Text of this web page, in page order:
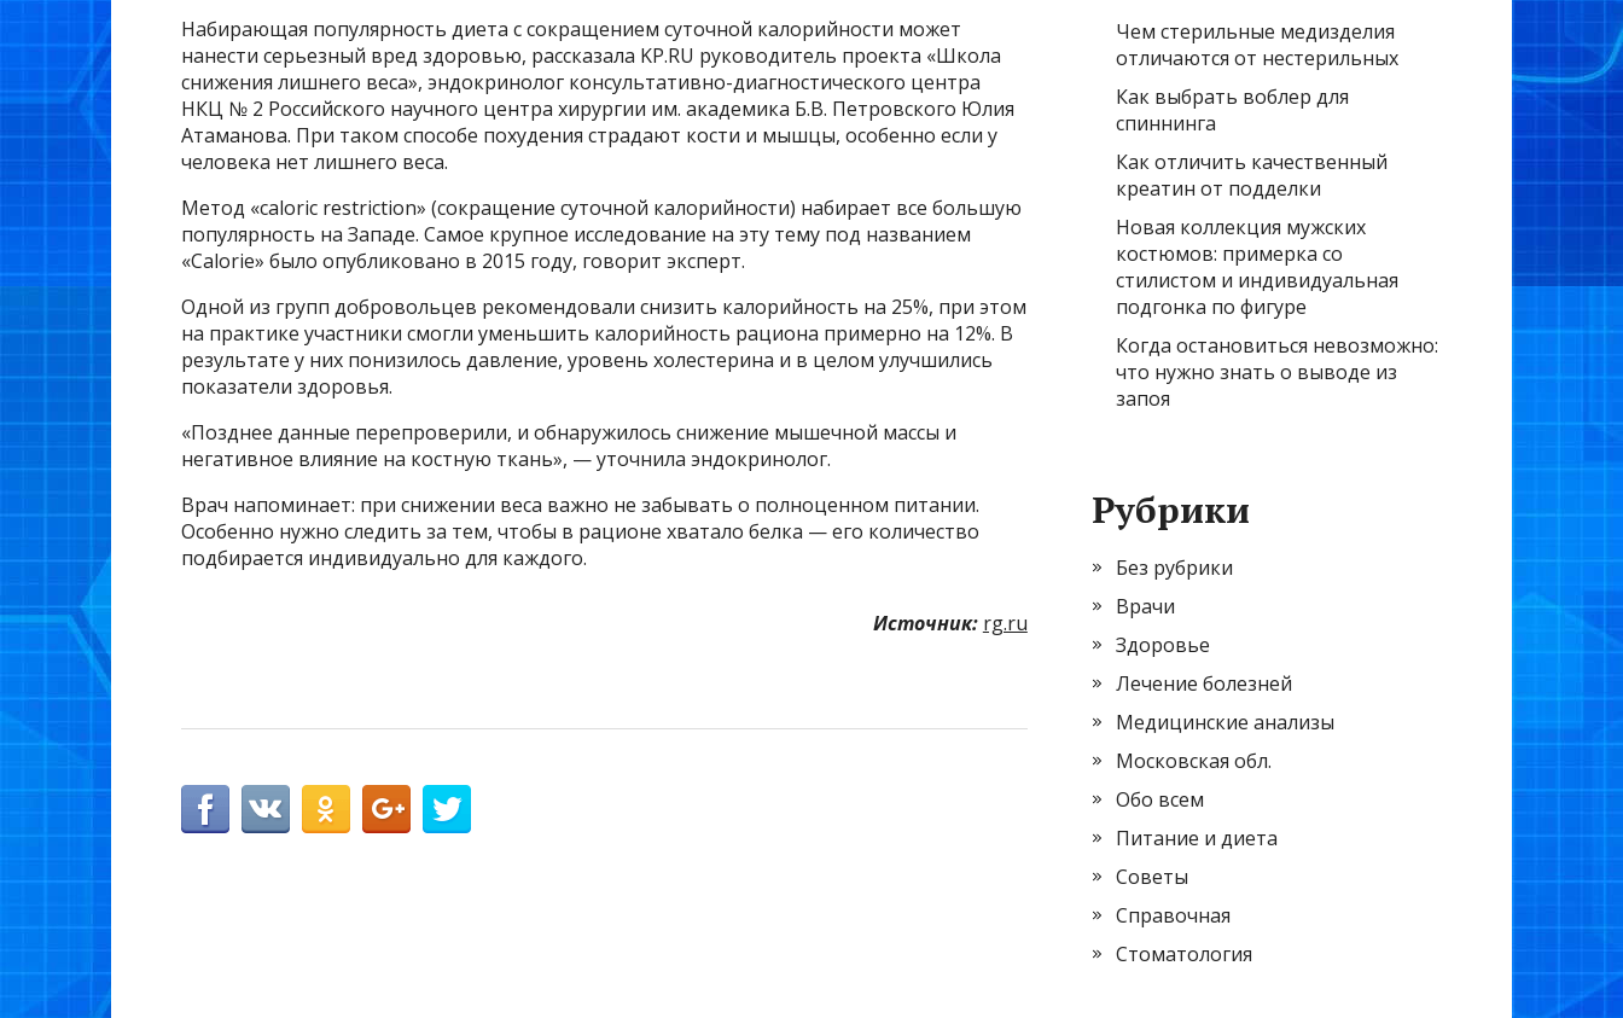
Набирающая популярность диета с сокращением суточной калорийности может
нанести серьезный вред здоровью, рассказала KP.RU руководитель проекта «Школа
снижения лишнего веса», эндокринолог консультативно-диагностического центра
НКЦ № 2 Российского научного центра хирургии им. академика Б.В. Петровского Юлия
Атаманова. При таком способе похудения страдают кости и мышцы, особенно если у
человека нет лишнего веса.
Метод «caloric restriction» (сокращение суточной калорийности) набирает все большую
популярность на Западе. Самое крупное исследование на эту тему под названием
«Calorie» было опубликовано в 2015 году, говорит эксперт.
Одной из групп добровольцев рекомендовали снизить калорийность на 25%, при этом
на практике участники смогли уменьшить калорийность рациона примерно на 12%. В
результате у них понизилось давление, уровень холестерина и в целом улучшились
показатели здоровья.
«Позднее данные перепроверили, и обнаружилось снижение мышечной массы и
негативное влияние на костную ткань», — уточнила эндокринолог.
Врач напоминает: при снижении веса важно не забывать о полноценном питании.
Особенно нужно следить за тем, чтобы в рационе хватало белка — его количество
подбирается индивидуально для каждого.
Источник: rg.ru
Чем стерильные медизделия
отличаются от нестерильных
Как выбрать воблер для
спиннинга
Как отличить качественный
креатин от подделки
Новая коллекция мужских
костюмов: примерка со
стилистом и индивидуальная
подгонка по фигуре
Когда остановиться невозможно:
что нужно знать о выводе из
запоя
Рубрики
Без рубрики
Врачи
Здоровье
Лечение болезней
Медицинские анализы
Московская обл.
Обо всем
Питание и диета
Советы
Справочная
Стоматология